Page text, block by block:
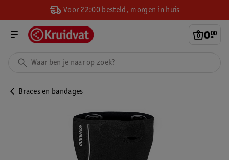
Voor 22:00 besteld, morgen in huis
0.
00
Braces en bandages